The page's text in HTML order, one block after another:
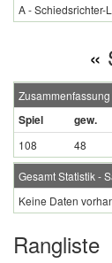
A - Schiedsrichter-
«
Zusammenfassung
Spiel gew.
108 48
Gesamt Statistik -
Keine Daten
Rangliste